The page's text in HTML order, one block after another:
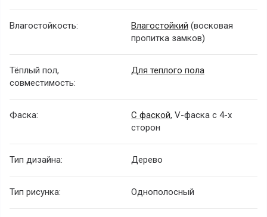
Влагостойкость: Влагостойкий (восковая
пропитка замков)
Тёплый пол,
совместимость:
Для теплого пола
Фаска: С фаской, V-фаска с 4-х
сторон
Тип дизайна: Дерево
Тип рисунка: Однополосный